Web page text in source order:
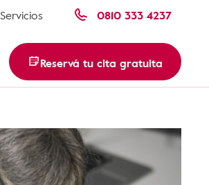
Servicios 0810 333 4237
Reservá tu cita gratuita